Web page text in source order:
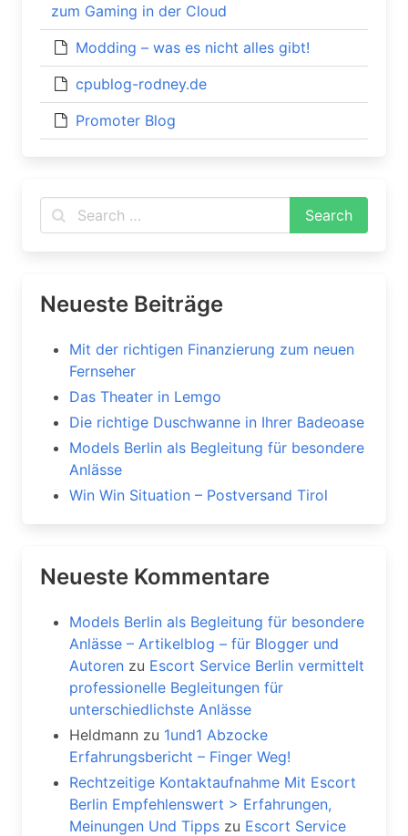
zum Gaming in der Cloud
Modding – was es nicht alles gibt!
cpublog-rodney.de
Promoter Blog
Neueste Beiträge
Mit der richtigen Finanzierung zum neuen
Fernseher
Das Theater in Lemgo
Die richtige Duschwanne in Ihrer Badeoase
Models Berlin als Begleitung für besondere
Anlässe
Win Win Situation – Postversand Tirol
Neueste Kommentare
Models Berlin als Begleitung für besondere
Anlässe – Artikelblog – für Blogger und
Autoren zu Escort Service Berlin vermittelt
professionelle Begleitungen für
unterschiedlichste Anlässe
Heldmann zu 1und1 Abzocke
Erfahrungsbericht – Finger Weg!
Rechtzeitige Kontaktaufnahme Mit Escort
Berlin Empfehlenswert > Erfahrungen,
Meinungen Und Tipps zu Escort Service